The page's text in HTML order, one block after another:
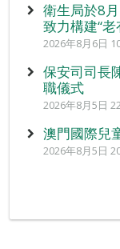
衛生局於8
致力構建“
2026年8月6日
保安司司長
職儀式
2026年8月5日
澳門國際兒
2026年8月5日